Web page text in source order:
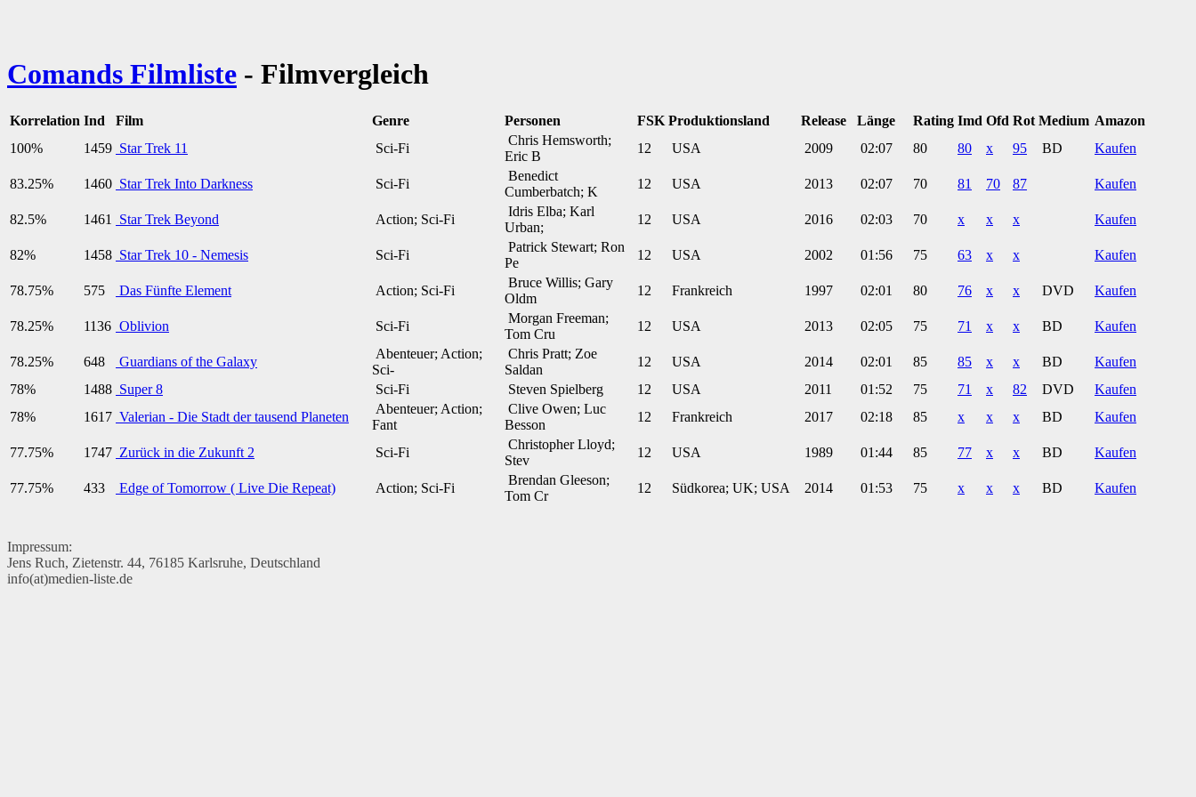
Comands Filmliste - Filmvergleich
Korrelation Ind Film Genre Personen FSK Produktionsland Release Länge Rating Imd Ofd Rot Medium Amazon
100%
1459 Star Trek 11 Sci-Fi
Chris Hemsworth;
Eric B
12 USA 2009 02:07 80 80 x 95 BD Kaufen
83.25% 1460 Star Trek Into Darkness Sci-Fi
Benedict
Cumberbatch; K
12 USA 2013 02:07 70 81 70 87 Kaufen
82.5% 1461 Star Trek Beyond Action; Sci-Fi
Idris Elba; Karl
Urban;
12 USA 2016 02:03 70 x x x Kaufen
82% 1458 Star Trek 10 - Nemesis Sci-Fi
Patrick Stewart; Ron
Pe
12 USA 2002 01:56 75 63 x x Kaufen
78.75% 575 Das Fünfte Element Action; Sci-Fi
Bruce Willis; Gary
Oldm
12 Frankreich 1997 02:01 80 76 x x DVD Kaufen
78.25% 1136 Oblivion Sci-Fi
Morgan Freeman;
Tom Cru
12 USA 2013 02:05 75 71 x x BD Kaufen
78.25% 648 Guardians of the Galaxy
Abenteuer; Action;
Sci-
Chris Pratt; Zoe
Saldan
12 USA 2014 02:01 85 85 x x BD
Kaufen
78%
1488 Super 8 Sci-Fi Steven Spielberg 12 USA 2011 01:52 75 71 x 82 DVD
Kaufen
78%
1617 Valerian - Die Stadt der tausend Planeten
Abenteuer; Action;
Fant
Clive Owen; Luc
Besson
12 Frankreich 2017 02:18 85 x x x BD Kaufen
77.75% 1747 Zurück in die Zukunft 2 Sci-Fi
Christopher Lloyd;
Stev
12 USA 1989 01:44 85 77 x x BD Kaufen
77.75% 433 Edge of Tomorrow ( Live Die Repeat) Action; Sci-Fi
Brendan Gleeson;
Tom Cr
12 Südkorea; UK; USA 2014 01:53 75 x x x BD Kaufen
Impressum:
Jens Ruch, Zietenstr. 44, 76185 Karlsruhe, Deutschland
info(at)medien-liste.de